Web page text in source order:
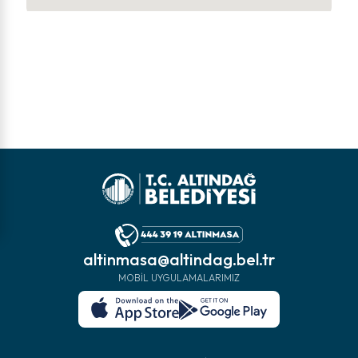
altinmasa@altindag.bel.tr
MOBIL UYGULAMALARIMIZ